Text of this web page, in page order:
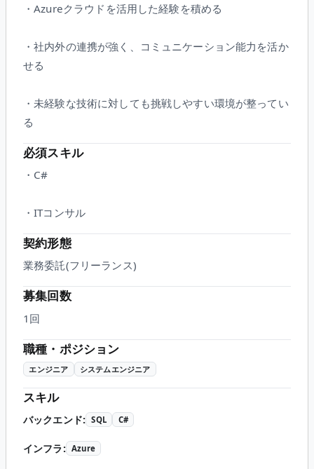
・Azureクラウドを活用した経験を積める
・社内外の連携が強く、コミュニケーション能力を活か
せる
・未経験な技術に対しても挑戦しやすい環境が整ってい
る
必須スキル
・C#
・ITコンサル
契約形態
業務委託(フリーランス)
募集回数
1回
職種・ポジション
エンジニア システムエンジニア
スキル
バックエンド: SQL C#
インフラ: Azure